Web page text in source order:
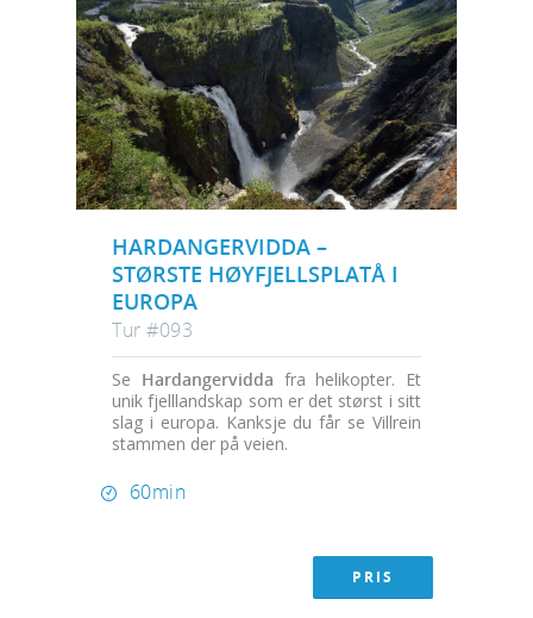
HARDANGERVIDDA –
STØRSTE HØYFJELLSPLATÅ I
EUROPA
Tur #093
Se Hardangervidda fra helikopter. Et
unik fjelllandskap som er det størst i sitt
slag i europa. Kanksje du får se Villrein
stammen der på veien.
60min
PRIS